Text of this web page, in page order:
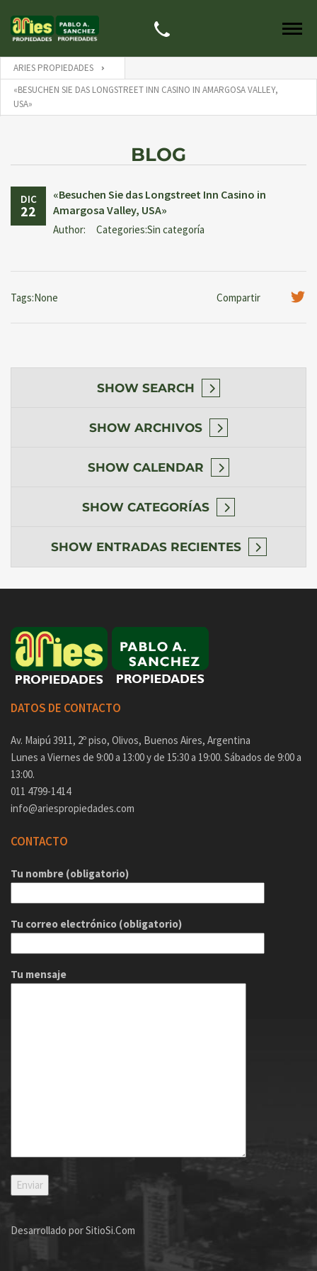
ARIES PROPIEDADES
«BESUCHEN SIE DAS LONGSTREET INN CASINO IN AMARGOSA VALLEY,
USA»
BLOG
DIC
22
«Besuchen Sie das Longstreet Inn Casino in
Amargosa Valley, USA»
Author: Categories:Sin categoría
Compartir
Tags:None
SHOW SEARCH
SHOW ARCHIVOS
SHOW CALENDAR
SHOW CATEGORÍAS
SHOW ENTRADAS RECIENTES
DATOS DE CONTACTO
Av. Maipú 3911, 2º piso, Olivos, Buenos Aires, Argentina
Lunes a Viernes de 9:00 a 13:00 y de 15:30 a 19:00. Sábados de 9:00 a
13:00.
011 4799-1414
info@ariespropiedades.com
CONTACTO
Tu nombre (obligatorio)
Tu correo electrónico (obligatorio)
Tu mensaje
Desarrollado porSitioSi.Com